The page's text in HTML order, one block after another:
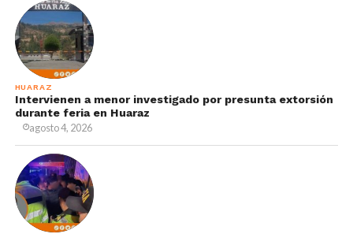
HUARAZ
Intervienen a menor investigado por presunta extorsión
durante feria en Huaraz
agosto 4, 2026